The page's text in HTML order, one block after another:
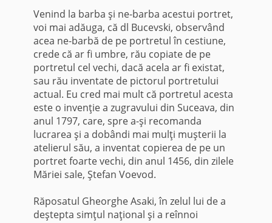
Venind la barba şi ne-barba acestui portret,
voi mai adăuga, că dl Bucevski, observând
acea ne-barbă de pe portretul în cestiune,
crede că ar fi umbre, rău copiate de pe
portretul cel vechi, dacă acela ar fi existat,
sau rău inventate de pictorul portretului
actual. Eu cred mai mult că portretul acesta
este o invenţie a zugravului din Suceava, din
anul 1797, care, spre a-şi recomanda
lucrarea şi a dobândi mai mulţi muşterii la
atelierul său, a in­ventat copierea de pe un
portret foarte vechi, din anul 1456, din zilele
Mă­riei sale, Ştefan Voevod.
Răposatul Gheorghe Asaki, în zelul lui de a
deştepta simţul naţional şi a reînnoi